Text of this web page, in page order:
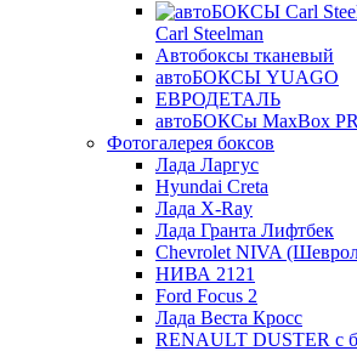
Carl Steelman
Автобоксы тканевый
автоБОКСЫ YUAGO
ЕВРОДЕТАЛЬ
автоБОКСы MaxBox
Фотогалерея боксов
Лада Ларгус
Hyundai Creta
Лада X-Ray
Лада Гранта Лифтбек
Chevrolet NIVA
НИВА 2121
Ford Focus 2
Лада Веста Кросс
RENAULT DUSTER с